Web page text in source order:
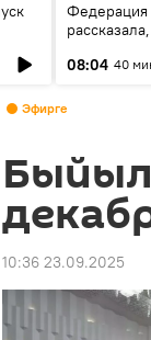
Федерация
08:04 40
Эфирге
10:36 23.09.2025